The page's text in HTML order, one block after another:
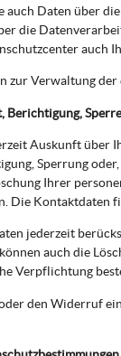
auch Daten über
die
auch
Verwaltung der
Berichtigung,
Auskunft über
Sperrung
Ihrer
Die Kontaktdaten
jederzeit
auch die
Verpflichtung
den Widerruf